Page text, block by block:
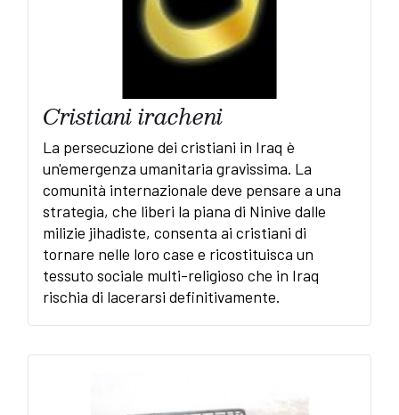
Cristiani iracheni
La persecuzione dei cristiani in Iraq è
un'emergenza umanitaria gravissima. La
comunità internazionale deve pensare a una
strategia, che liberi la piana di Ninive dalle
milizie jihadiste, consenta ai cristiani di
tornare nelle loro case e ricostituisca un
tessuto sociale multi-religioso che in Iraq
rischia di lacerarsi definitivamente.